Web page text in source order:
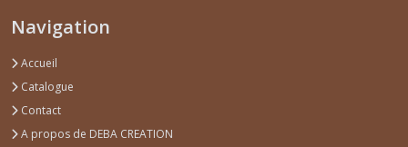
Navigation
Accueil
Catalogue
Contact
A propos de DEBA CREATION